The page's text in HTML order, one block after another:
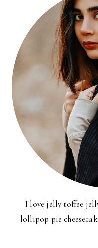
I love jelly toffee
lollipop pie